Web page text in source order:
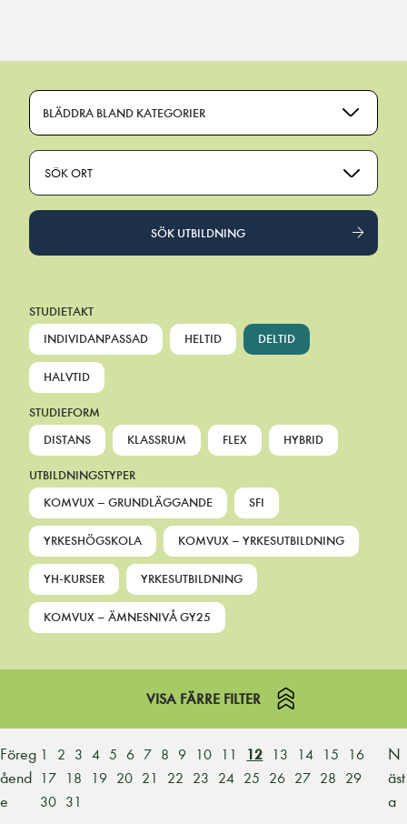
BLÄDDRA BLAND KATEGORIER
SÖK ORT
SÖK UTBILDNING
STUDIETAKT
INDIVIDANPASSAD
HELTID DELTID
HALVTID
STUDIEFORM
DISTANS
KLASSRUM FLEX HYBRID
UTBILDNINGSTYPER
KOMVUX – GRUNDLÄGGANDE
SFI
YRKESHÖGSKOLA KOMVUX – YRKESUTBILDNING
YH-KURSER YRKESUTBILDNING
KOMVUX – ÄMNESNIVÅ GY25
VISA FÄRRE FILTER
Föreg
åend
e
1 2 3 4 5 6 7 8 9 10 11 12 13 14 15
16
17
18 19 20 21 22 23 24 25 26 27 28
29
30 31
N
äst
a